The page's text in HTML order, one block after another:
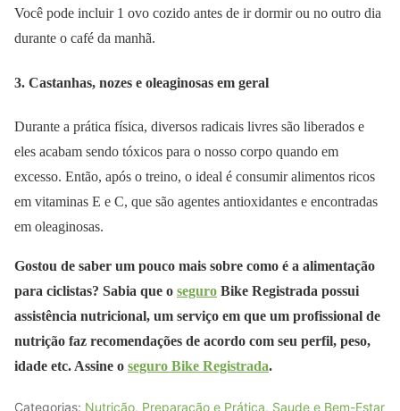
Você pode incluir 1 ovo cozido antes de ir dormir ou no outro dia
durante o café da manhã.
3. Castanhas, nozes e oleaginosas em geral
Durante a prática física, diversos radicais livres são liberados e
eles acabam sendo tóxicos para o nosso corpo quando em
excesso. Então, após o treino, o ideal é consumir alimentos ricos
em vitaminas E e C, que são agentes antioxidantes e encontradas
em oleaginosas.
Gostou de saber um pouco mais sobre como é a alimentação
para ciclistas? Sabia que o seguro Bike Registrada possui
assistência nutricional, um serviço em que um profissional de
nutrição faz recomendações de acordo com seu perfil, peso,
idade etc. Assine o seguro Bike Registrada.
Categorias: Nutrição, Preparação e Prática, Saude e Bem-Estar